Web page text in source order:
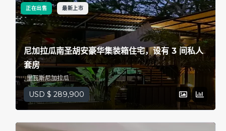
正在出售 最新上市
尼加拉瓜南圣胡安豪华集装箱住宅，设有 3 间私人
套房
, 里瓦斯尼加拉瓜
USD $ 289,900